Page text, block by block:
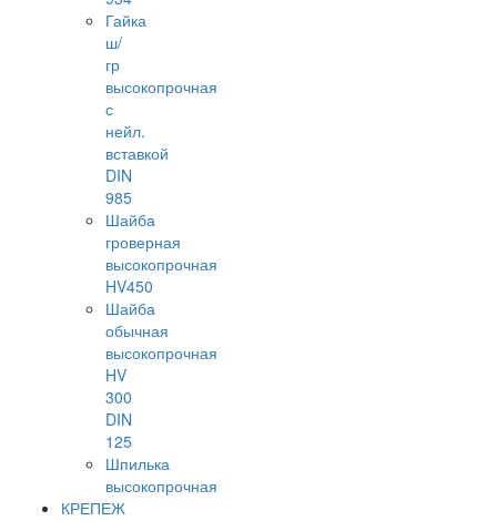
Гайка
ш/
гр
высокопрочная
с
нейл.
вставкой
DIN
985
Шайба
гроверная
высокопрочная
HV450
Шайба
обычная
высокопрочная
HV
300
DIN
125
Шпилька
высокопрочная
КРЕПЕЖ